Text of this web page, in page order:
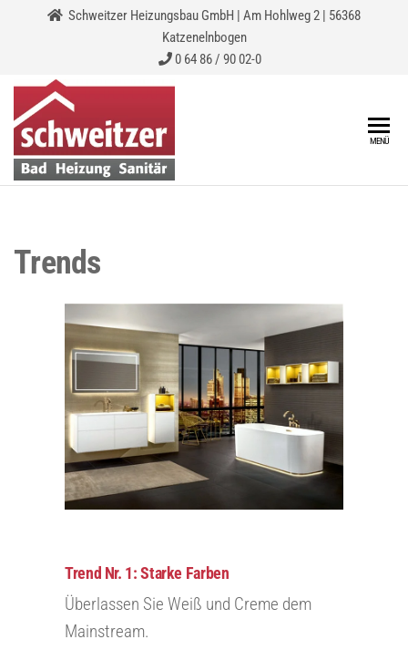
Schweitzer Heizungsbau GmbH | Am Hohlweg 2 | 56368
Katzenelnbogen
0 64 86 / 90 02-0
MENÜ
Trends
Trend Nr. 1: Starke Farben
Überlassen Sie Weiß und Creme dem
Mainstream.